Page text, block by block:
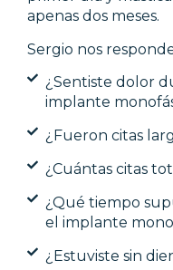
apenas dos meses.
Sergio nos
¿Sentiste dolor
implante
¿Fueron citas
¿Cuántas citas
¿Qué tiempo
el implante
¿Estuviste sin